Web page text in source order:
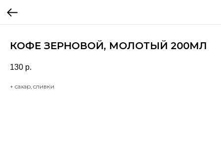
КОФЕ ЗЕРНОВОЙ, МОЛОТЫЙ 200МЛ
130 р.
+ сахар, сливки